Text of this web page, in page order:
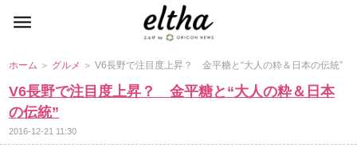
ホーム ＞ グルメ ＞ V6長野で注目度上昇？ 金平糖と“大人の粋＆日本の伝統”
V6長野で注目度上昇？ 金平糖と“大人の粋＆日本
の伝統”
2016-12-21 11:30